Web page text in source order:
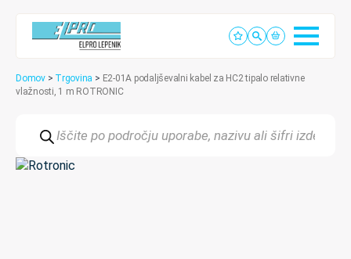
Domov > Trgovina > E2-01A podaljševalni kabel za HC2 tipalo relativne
vlažnosti, 1 m ROTRONIC
search